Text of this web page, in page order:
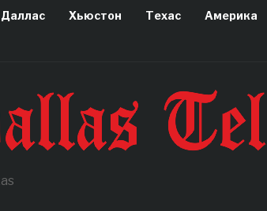
Даллас Хьюстон Техас Америка